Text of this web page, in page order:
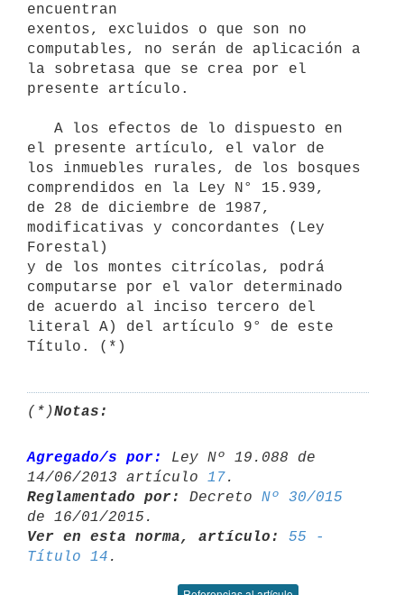
encuentran
exentos, excluidos o que son no
computables, no serán de aplicación a
la sobretasa que se crea por el
presente artículo.
el presente artículo, el valor de
los inmuebles rurales, de los bosques
comprendidos en la Ley N° 15.939,
de 28 de diciembre de 1987,
modificativas y concordantes (Ley
Forestal)
y de los montes citrícolas, podrá
computarse por el valor determinado
de acuerdo al inciso tercero del
literal A) del artículo 9° de este
(*)Notas:
Agregado/s por:
Ley Nº 19.088 de
14/06/2013 artículo 17
Reglamentado por:
Decreto Nº 30/015
Ver en esta norma, artículo:
55 -
Título 14